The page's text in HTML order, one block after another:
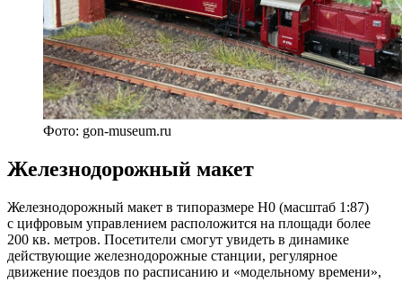
Фото: gon-museum.ru
Железнодорожный макет
Железнодорожный макет в типоразмере Н0 (масштаб 1:87)
с цифровым управлением расположится на площади более
200 кв. метров. Посетители смогут увидеть в динамике
действующие железнодорожные станции, регулярное
движение поездов по расписанию и «модельному времени»,